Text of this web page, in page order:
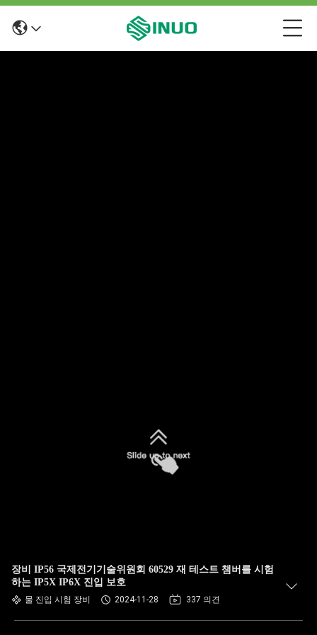
장비 IP56 국제전기기술위원회 60529 재 테스트 챔버를 시험
하는 IP5X IP6X 진입 보호
물 진입 시험 장비 2024-11-28 337 의견